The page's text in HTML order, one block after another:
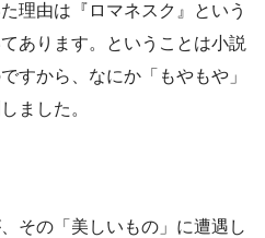
理由は『ロマネスク』という
あります。ということは小説
すから、なにか「もやもや」
ました。
その「美しいもの」に遭遇し